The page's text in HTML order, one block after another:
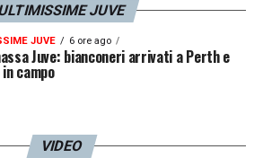
JUVE
JUVE 6 ore ago
Juve: bianconeri arrivati a Perth e
campo
VIDEO